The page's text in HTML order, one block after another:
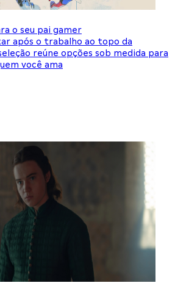
o seu pai gamer
após o trabalho ao topo da
reúne opções sob medida para
você ama